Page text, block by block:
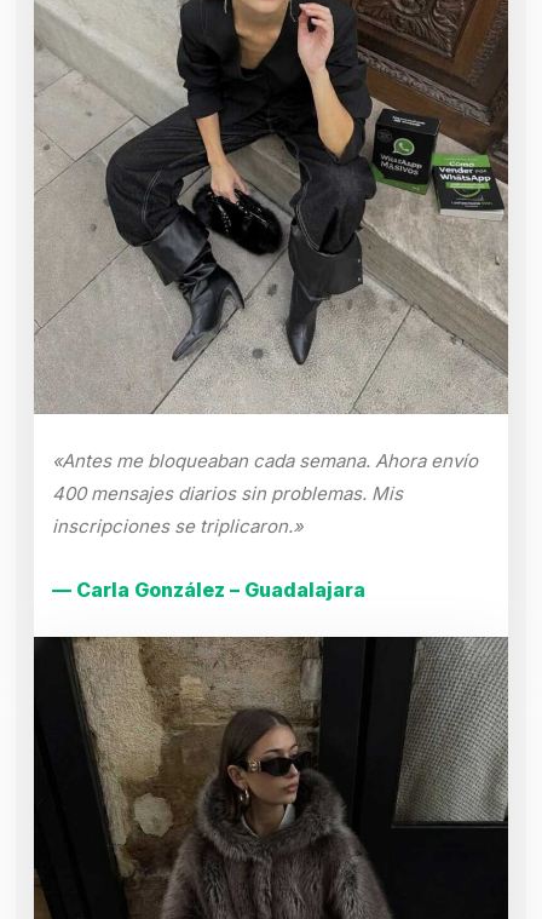
«Antes me bloqueaban cada semana. Ahora envío
400 mensajes diarios sin problemas. Mis
inscripciones se triplicaron.»
— Carla González – Guadalajara